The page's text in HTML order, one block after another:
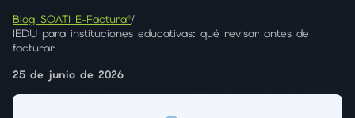
Blog SOATI E-Factura®/
IEDU para instituciones educativas: qué revisar antes de
facturar
25 de junio de 2026